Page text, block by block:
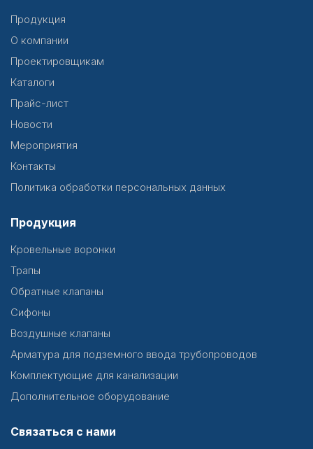
Продукция
О компании
Проектировщикам
Каталоги
Прайс-лист
Новости
Мероприятия
Контакты
Политика обработки персональных данных
Продукция
Кровельные воронки
Трапы
Обратные клапаны
Сифоны
Воздушные клапаны
Арматура для подземного ввода трубопроводов
Комплектующие для канализации
Дополнительное оборудование
Связаться с нами